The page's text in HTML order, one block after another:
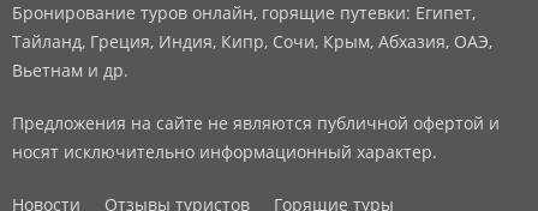
Бронирование туров онлайн, горящие путевки: Египет,
Тайланд, Греция, Индия, Кипр, Сочи, Крым, Абхазия, ОАЭ,
Вьетнам и др.
Предложения на сайте не являются публичной офертой и
носят исключительно информационный характер.
Новости Отзывы туристов Горящие туры